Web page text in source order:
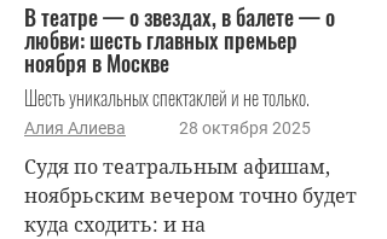
В театре — о звездах, в балете — о
любви: шесть главных премьер
ноября в Москве
Шесть уникальных спектаклей и не только.
Алия Алиева 28 октября 2025
Судя по театральным афишам,
ноябрьским вечером точно будет
куда сходить: и на